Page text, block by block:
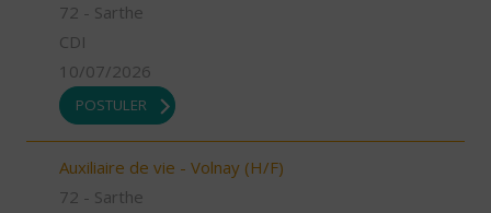
72 - Sarthe
CDI
10/07/2026
POSTULER
Auxiliaire de vie - Volnay (H/F)
72 - Sarthe